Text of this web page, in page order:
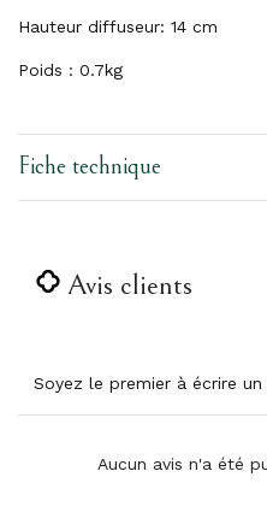
Hauteur diffuseur: 14 cm
Poids : 0.7kg
Fiche technique
Avis clients
Soyez le premier à écrire
Aucun avis n'a été